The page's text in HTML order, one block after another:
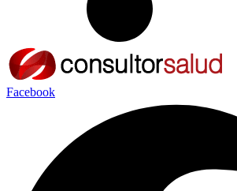
Facebook